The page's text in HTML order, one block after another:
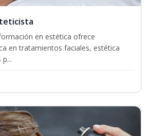
en estética ofrece
en tratamientos faciales, estética